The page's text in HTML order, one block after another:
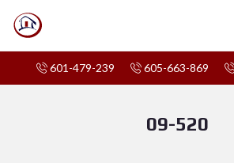
601-479-239 605-663-869
09-520